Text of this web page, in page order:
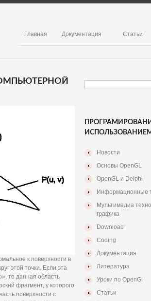
Главная Документация Статьи
к поверхности в
этой точки. Если эта
то данная область
фрагмент, у которого
поверхности с
ИСПОЛЬЗОВАНИЕМ
Новости
Основы OpenGL
OpenGL и Delphi
Информационные
Мультимедиа
графика
Download
Coding
Документация
Литература
Уроки по OpenGl
Статьи